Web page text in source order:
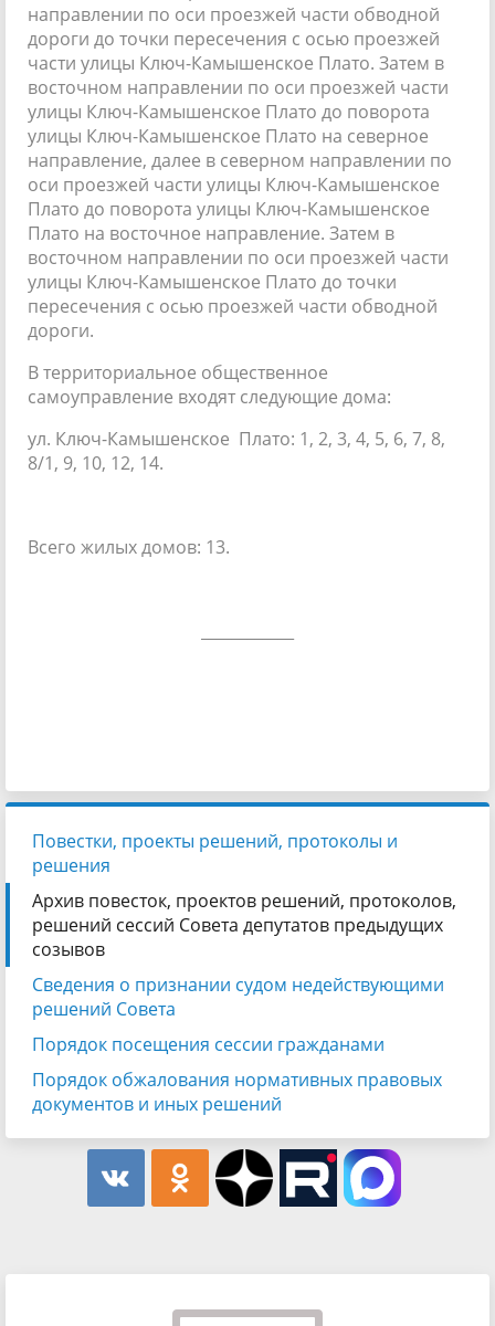
направлении по оси проезжей части обводной
дороги до точки пересечения с осью проезжей
части улицы Ключ-Камышенское Плато. Затем в
восточном направлении по оси проезжей части
улицы Ключ-Камышенское Плато до поворота
улицы Ключ-Камышенское Плато на северное
направление, далее в северном направлении по
оси проезжей части улицы Ключ-Камышенское
Плато до поворота улицы Ключ-Камышенское
Плато на восточное направление. Затем в
восточном направлении по оси проезжей части
улицы Ключ-Камышенское Плато до точки
пересечения с осью проезжей части обводной
дороги.
В территориальное общественное
самоуправление входят следующие дома:
ул. Ключ-Камышенское Плато: 1, 2, 3, 4, 5, 6, 7, 8,
8/1, 9, 10, 12, 14.
Всего жилых домов: 13.
Повестки, проекты решений, протоколы и
решения
Архив повесток, проектов решений, протоколов,
решений сессий Совета депутатов предыдущих
созывов
Сведения о признании судом недействующими
решений Совета
Порядок посещения сессии гражданами
Порядок обжалования нормативных правовых
документов и иных решений